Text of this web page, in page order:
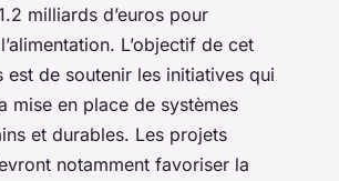
milliards d’euros pour
L’objectif de cet
est de soutenir les initiatives qui
mise en place de systèmes
et durables. Les projets
notamment favoriser la